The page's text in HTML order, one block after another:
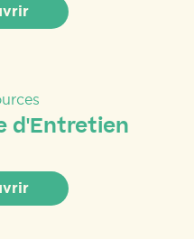
d'Entretien